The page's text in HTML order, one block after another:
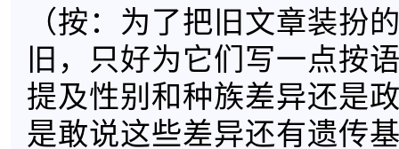
（按：为了把旧文章装扮
旧，只好为它们写一点按
提及性别和种族差异还是
是敢说这些差异还有遗传